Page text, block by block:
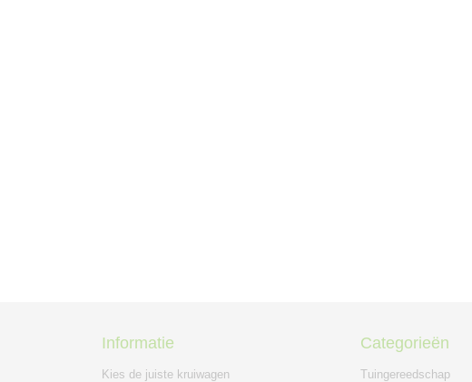
Informatie
Kies de juiste kruiwagen
Categorieën
Tuingereedschap